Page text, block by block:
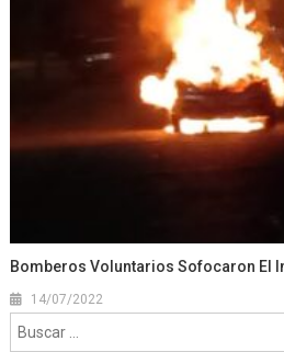
Bomberos Voluntarios Sofocaron El
14/07/2022